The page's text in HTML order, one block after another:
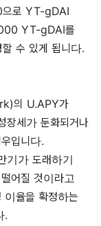
으로 YT-gDAI
YT-gDAI를
수 있게 됩니다.
의 U.APY가
장세가 둔화되거나
입니다.
기가 도래하기
어질 것이라고
이율을 확정하는
.